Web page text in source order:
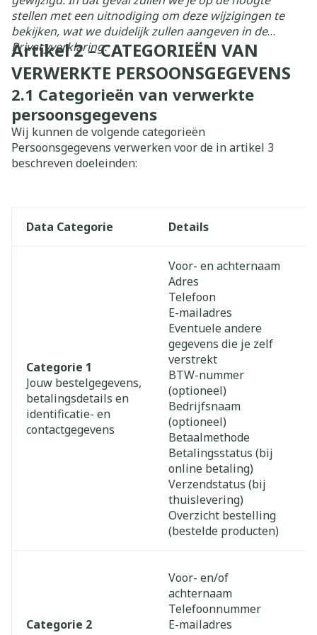
stellen met een uitnodiging om deze wijzigingen te
bekijken, wat we duidelijk zullen aangeven in de
Privacyverklaring.
Artikel 2 – CATEGORIEËN VAN
VERWERKTE PERSOONSGEGEVENS
2.1 Categorieën van verwerkte
persoonsgegevens
Wij kunnen de volgende categorieën
Persoonsgegevens verwerken voor de in artikel 3
beschreven doeleinden:
Data Categorie Details
Categorie 1
Jouw bestelgegevens,
betalingsdetails en
identificatie- en
contactgegevens
Voor- en achternaam
Adres
Telefoon
E-mailadres
Eventuele andere
gegevens die je zelf
verstrekt
BTW-nummer
(optioneel)
Bedrijfsnaam
(optioneel)
Betaalmethode
Betalingsstatus (bij
online betaling)
Verzendstatus (bij
thuislevering)
Overzicht bestelling
(bestelde producten)
Categorie 2
Voor- en/of
achternaam
Telefoonnummer
E-mailadres